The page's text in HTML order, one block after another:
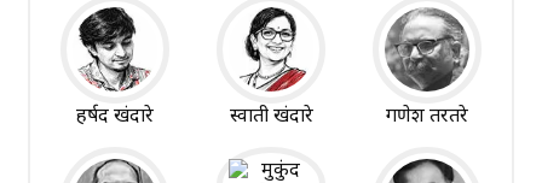
हर्षद खंदारे स्वाती खंदारे गणेश तरतरे